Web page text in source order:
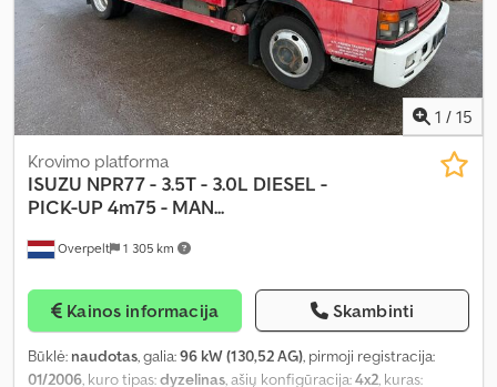
1 / 15
Overpelt 1 305 km
Krovimo platforma
ISUZU NPR77 - 3.5T - 3.0L DIESEL -
PICK-UP 4m75 - MAN...
Kainos informacija Skambinti
Būklė: naudotas, galia:96 kW (130,52 AG), pirmoji registracija:
01/2006, kuro tipas:dyzelinas, ašių konfigūracija:4x2, kuras: